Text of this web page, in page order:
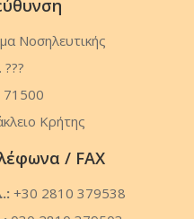
Νοσηλευτικής
71500
Κρήτης
/ FAX
+30 2810 379538